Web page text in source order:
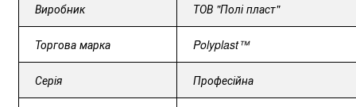
Виробник ТОВ "Полі пласт"
Торгова марка Polyplast™
Серія Професійна